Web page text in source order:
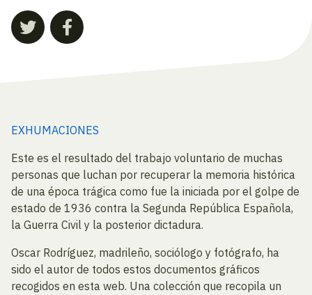
EXHUMACIONES
Este es el resultado del trabajo voluntario de muchas
personas que luchan por recuperar la memoria histórica
de una época trágica como fue la iniciada por el golpe de
estado de 1936 contra la Segunda República Española,
la Guerra Civil y la posterior dictadura.
Oscar Rodríguez, madrileño, sociólogo y fotógrafo, ha
sido el autor de todos estos documentos gráficos
recogidos en esta web. Una colección que recopila un